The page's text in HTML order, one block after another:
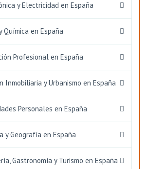
y Electricidad en España
Química en España
Profesional en España
Inmobiliaria y Urbanismo en España
Personales en España
y Geografía en España
Gastronomía y Turismo en España